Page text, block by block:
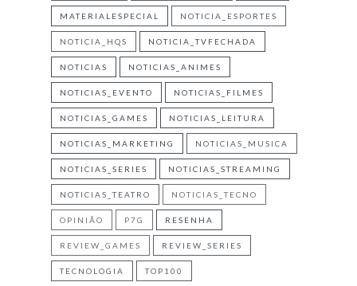
MATERIALESPECIAL NOTICIA_ESPORTES
NOTICIA_HQS NOTICIA_TVFECHADA
NOTICIAS NOTICIAS_ANIMES
NOTICIAS_EVENTO NOTICIAS_FILMES
NOTICIAS_GAMES NOTICIAS_LEITURA
NOTICIAS_MARKETING NOTICIAS_MUSICA
NOTICIAS_SERIES NOTICIAS_STREAMING
NOTICIAS_TEATRO NOTICIAS_TECNO
OPINIÃO P7G RESENHA
REVIEW_GAMES REVIEW_SERIES
TECNOLOGIA TOP100